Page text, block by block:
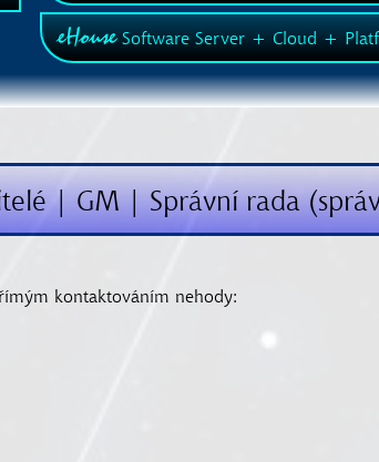
eHouseSoftware Server + Cloud +
| GM | Správní rada
kontaktováním nehody: